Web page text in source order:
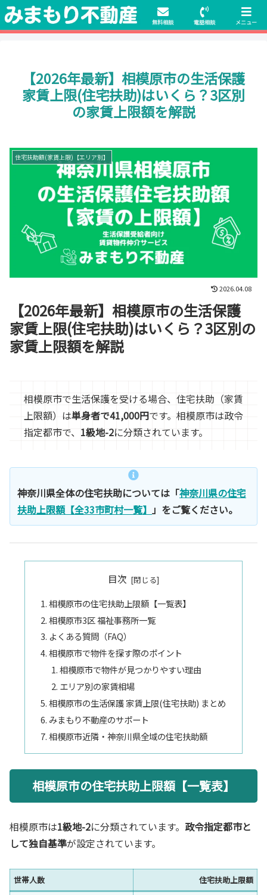
初期費用無料物件や保証人不要の物件も豊富にご用意！相談料無料でも申
請・手続きサポート付き！
【2026年最新】相模原市の生活保護
家賃上限(住宅扶助)はいくら？3区別
の家賃上限額を解説
住宅扶助額(家賃上限)【エリア別】
2026.04.08
【2026年最新】相模原市の生活保護
家賃上限(住宅扶助)はいくら？3区別の
家賃上限額を解説
相模原市で生活保護を受ける場合、住宅扶助（家賃
上限額）は単身者で41,000円です。相模原市は政令
指定都市で、 1級地-2に分類されています。
神奈川県全体の住宅扶助については「神奈川県の住宅
扶助上限額【全33市町村一覧】 」をご覧ください。
目次
相模原市の住宅扶助上限額【一覧表】
相模原市3区 福祉事務所一覧
よくある質問（FAQ）
相模原市で物件を探す際のポイント
相模原市で物件が見つかりやすい理由
エリア別の家賃相場
相模原市の生活保護 家賃上限(住宅扶助) まとめ
みまもり不動産のサポート
相模原市近隣・神奈川県全域の住宅扶助額
相模原市の住宅扶助上限額【一覧表】
相模原市は1級地-2に分類されています。 政令指定都市と
して独自基準が設定されています。
世帯人数
住宅扶助上限額
無料相談 電話相談 メニュー